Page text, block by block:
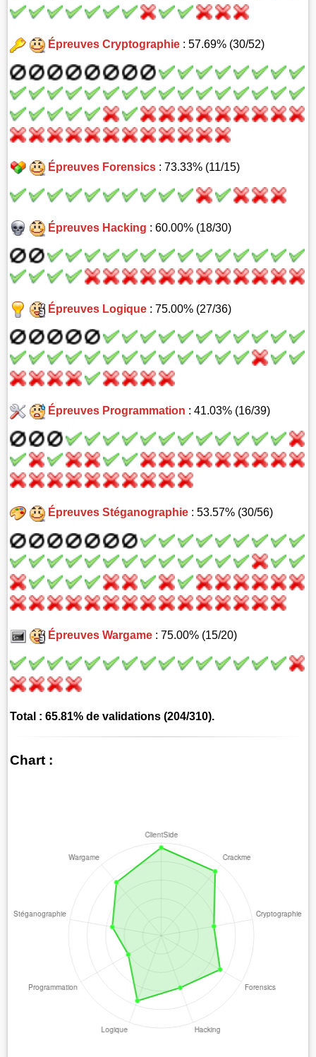
Épreuves Cryptographie: 57.69% (30/52)
Épreuves Forensics: 73.33% (11/15)
Épreuves Hacking : 60.00% (18/30)
Épreuves Logique: 75.00% (27/36)
Épreuves Programmation : 41.03% (16/39)
Épreuves Stéganographie: 53.57% (30/56)
Épreuves Wargame: 75.00% (15/20)
Total : 65.81% de validations (204/310).
Chart :